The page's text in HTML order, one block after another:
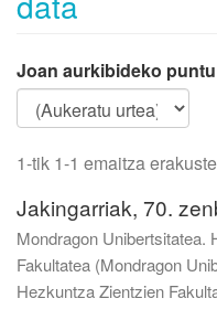
Joan aurkibideko
1-tik 1-1 emaitza
Jakingarriak, 70.
Mondragon Unibertsitatea.
Fakultatea (Mondragon
Hezkuntza Zientzien